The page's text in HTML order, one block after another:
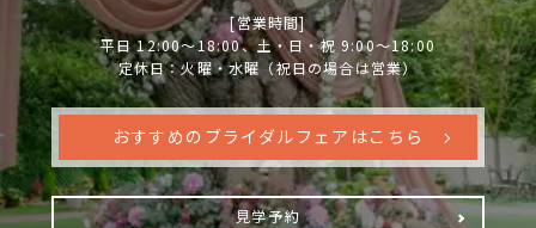
[営業時間]
平日 12:00～18:00、土・日・祝 9:00～18:00
定休日：火曜・水曜（祝日の場合は営業）
おすすめのブライダルフェアはこちら
見学予約